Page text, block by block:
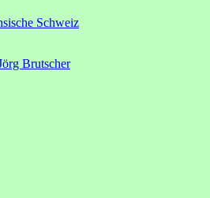
Schweiz
Brutscher